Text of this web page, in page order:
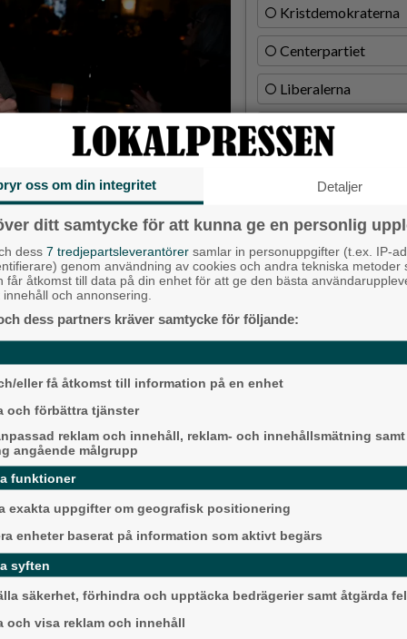
7 december.
och tidigare Hovåsbon
bästa misstag” berättar
blev avgörande för hans
inspirationsböcker om
greppet till en början inte ens
tio bästa byråer skulle prata
med fick jag nästan svindel och
Kristdemokraterna
Centerpartiet
Liberalerna
Vet ej
Topp tre
Milstolpen: Ny
Då börjar tågen
ligger bra i fas”
Detta händer i
augusti
Ny pastor i
oss om din integritet Detaljer
ditt samtycke för att kunna ge en personlig
dess 7 tredjepartsleverantörer samlar in personuppgifter (t.ex. IP-
genom användning av cookies och andra tekniska metoder
får åtkomst till data på din enhet för att ge den bästa
och annonsering.
dess partners kräver samtycke för följande:
eller få åtkomst till information på en enhet
och förbättra tjänster
reklam och innehåll, reklam- och innehållsmätning samt
angående målgrupp
funktioner
exakta uppgifter om geografisk positionering
enheter baserat på information som aktivt begärs
syften
säkerhet, förhindra och upptäcka bedrägerier samt åtgärda fel
och visa reklam och innehåll